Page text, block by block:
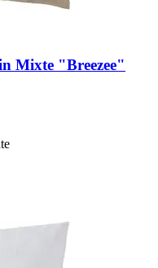
Mixte "Breezee"